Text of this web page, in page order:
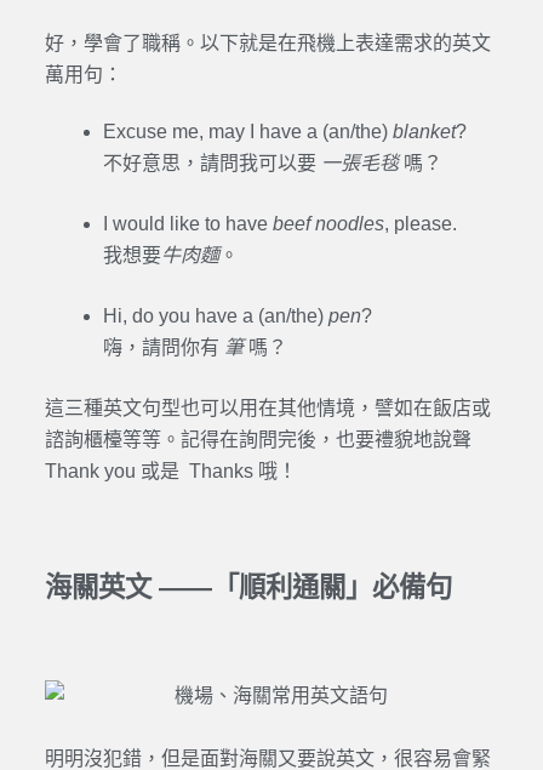
好，學會了職稱。以下就是在飛機上表達需求的英文
萬用句：
Excuse me, may I have a (an/the) blanket?
不好意思，請問我可以要 一張毛毯嗎？
I would like to have beef noodles, please.
我想要牛肉麵。
Hi, do you have a (an/the) pen?
嗨，請問你有 筆嗎？
這三種英文句型也可以用在其他情境，譬如在飯店或
諮詢櫃檯等等。記得在詢問完後，也要禮貌地說聲
Thank you 或是 Thanks 哦！
海關英文 ——「順利通關」必備句
明明沒犯錯，但是面對海關又要說英文，很容易會緊